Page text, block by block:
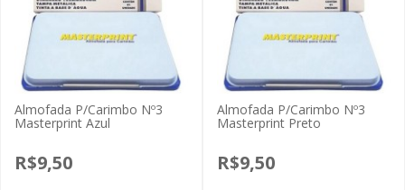
Almofada P/Carimbo Nº3
Masterprint Azul
R$9,50
Almofada P/Carimbo Nº3
Masterprint Preto
R$9,50